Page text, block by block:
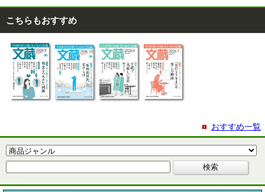
こちらもおすすめ
おすすめ一覧